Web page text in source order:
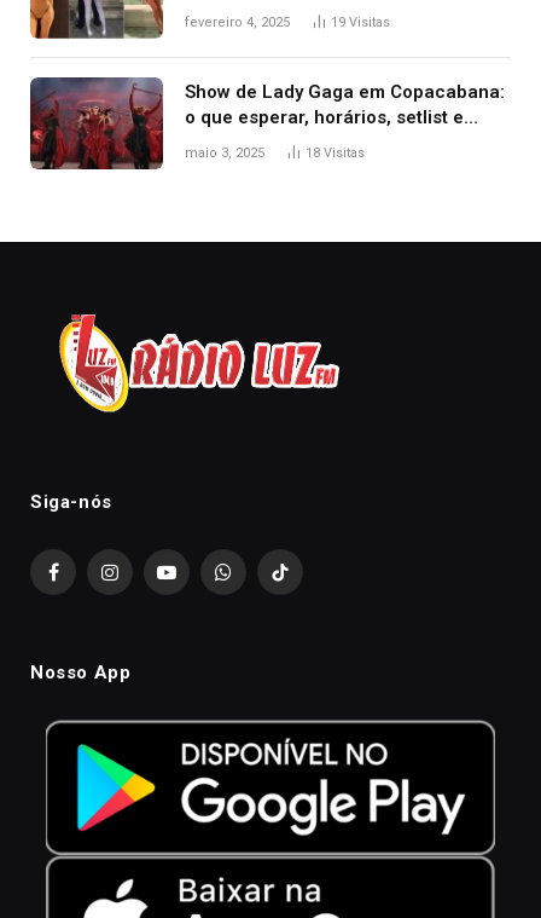
West que apareceu nua no Grammy
fevereiro 4, 2025 19 Visitas
Show de Lady Gaga em Copacabana:
o que esperar, horários, setlist e
onde assistir
maio 3, 2025 18 Visitas
Siga-nós
FacebookInstagramYouTubeWhatsAppTikTok
Nosso App